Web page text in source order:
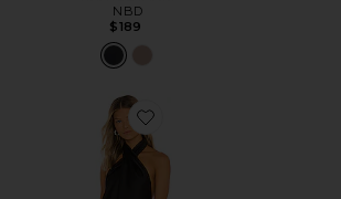
NBD
$189
Favorite МИНИ ПЛАТЬЕ JASMINE